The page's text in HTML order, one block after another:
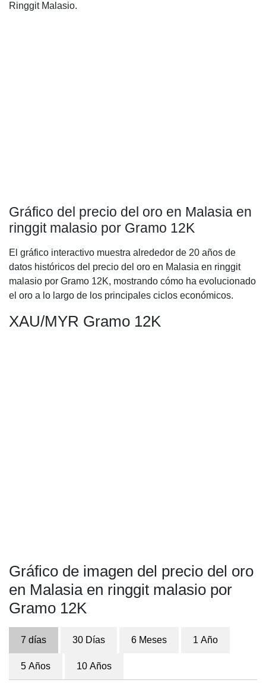
Ringgit Malasio.
Gráfico del precio del oro en Malasia en
ringgit malasio por Gramo 12K
El gráfico interactivo muestra alrededor de 20 años de
datos históricos del precio del oro en Malasia en ringgit
malasio por Gramo 12K, mostrando cómo ha evolucionado
el oro a lo largo de los principales ciclos económicos.
XAU/MYR Gramo 12K
Gráfico de imagen del precio del oro
en Malasia en ringgit malasio por
Gramo 12K
7 días 30 Días 6 Meses 1 Año
5 Años 10 Años